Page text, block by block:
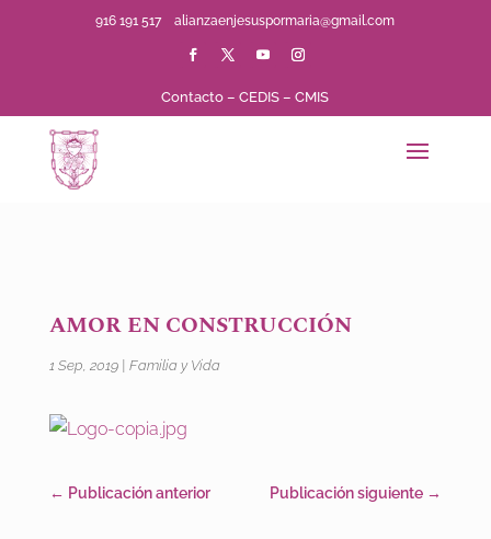
916 191 517alianzaenjesuspormaria@gmail.com
Contacto –CEDIS –CMIS
AMOR EN CONSTRUCCIÓN
1 Sep, 2019| Familia y Vida
← Publicación anterior Publicación siguiente →